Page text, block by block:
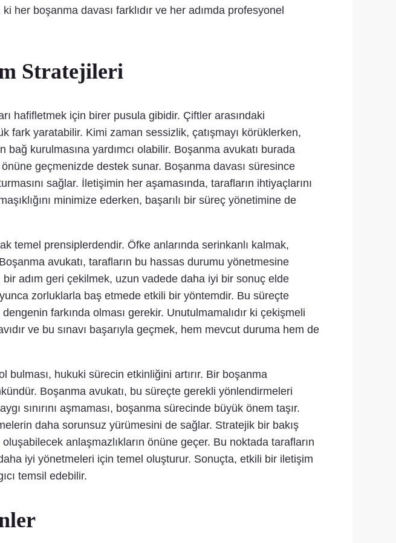
her boşanma davası farklıdır ve her adımda profesyonel
Stratejileri
hafifletmek için birer pusula gibidir. Çiftler arasındaki
fark yaratabilir. Kimi zaman sessizlik, çatışmayı körüklerken,
kurulmasına yardımcı olabilir. Boşanma avukatı burada
geçmenizde destek sunar. Boşanma davası süresince
sağlar. İletişimin her aşamasında, tarafların ihtiyaçlarını
minimize ederken, başarılı bir süreç yönetimine de
temel prensiplerdendir. Öfke anlarında serinkanlı kalmak,
avukatı, tarafların bu hassas durumu yönetmesine
adım geri çekilmek, uzun vadede daha iyi bir sonuç elde
zorluklarla baş etmede etkili bir yöntemdir. Bu süreçte
farkında olması gerekir. Unutulmamalıdır ki çekişmeli
ve bu sınavı başarıyla geçmek, hem mevcut duruma hem de
hukuki sürecin etkinliğini artırır. Bir boşanma
Boşanma avukatı, bu süreçte gerekli yönlendirmeleri
sınırını aşmaması, boşanma sürecinde büyük önem taşır.
daha sorunsuz yürümesini de sağlar. Stratejik bir bakış
anlaşmazlıkların önüne geçer. Bu noktada tarafların
iyi yönetmeleri için temel oluşturur. Sonuçta, etkili bir iletişim
temsil edebilir.